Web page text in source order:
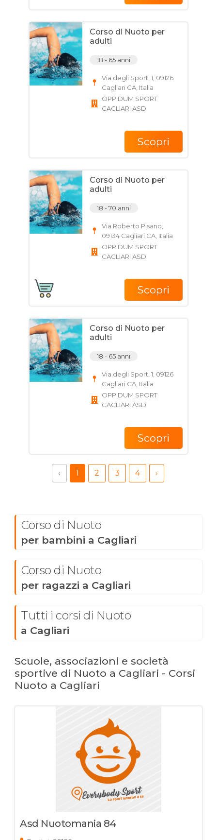
Corso di Nuoto per
adulti
18 - 65 anni
Via degli Sport, 1, 09126
Cagliari CA, Italia
OPPIDUM SPORT
CAGLIARI ASD
Scopri
Corso di Nuoto per
adulti
18 - 70 anni
Via Roberto Pisano,
09134 Cagliari CA, Italia
OPPIDUM SPORT
CAGLIARI ASD
Scopri
Corso di Nuoto per
adulti
18 - 65 anni
Via degli Sport, 1, 09126
Cagliari CA, Italia
OPPIDUM SPORT
CAGLIARI ASD
Scopri
‹ 1 2 3 4 ›
Corso di Nuoto
per bambini a Cagliari
Corso di Nuoto
per ragazzi a Cagliari
Tutti i corsi di Nuoto
a Cagliari
Scuole, associazioni e società
sportive di Nuoto a Cagliari - Corsi
Nuoto a Cagliari
Asd Nuotomania 84